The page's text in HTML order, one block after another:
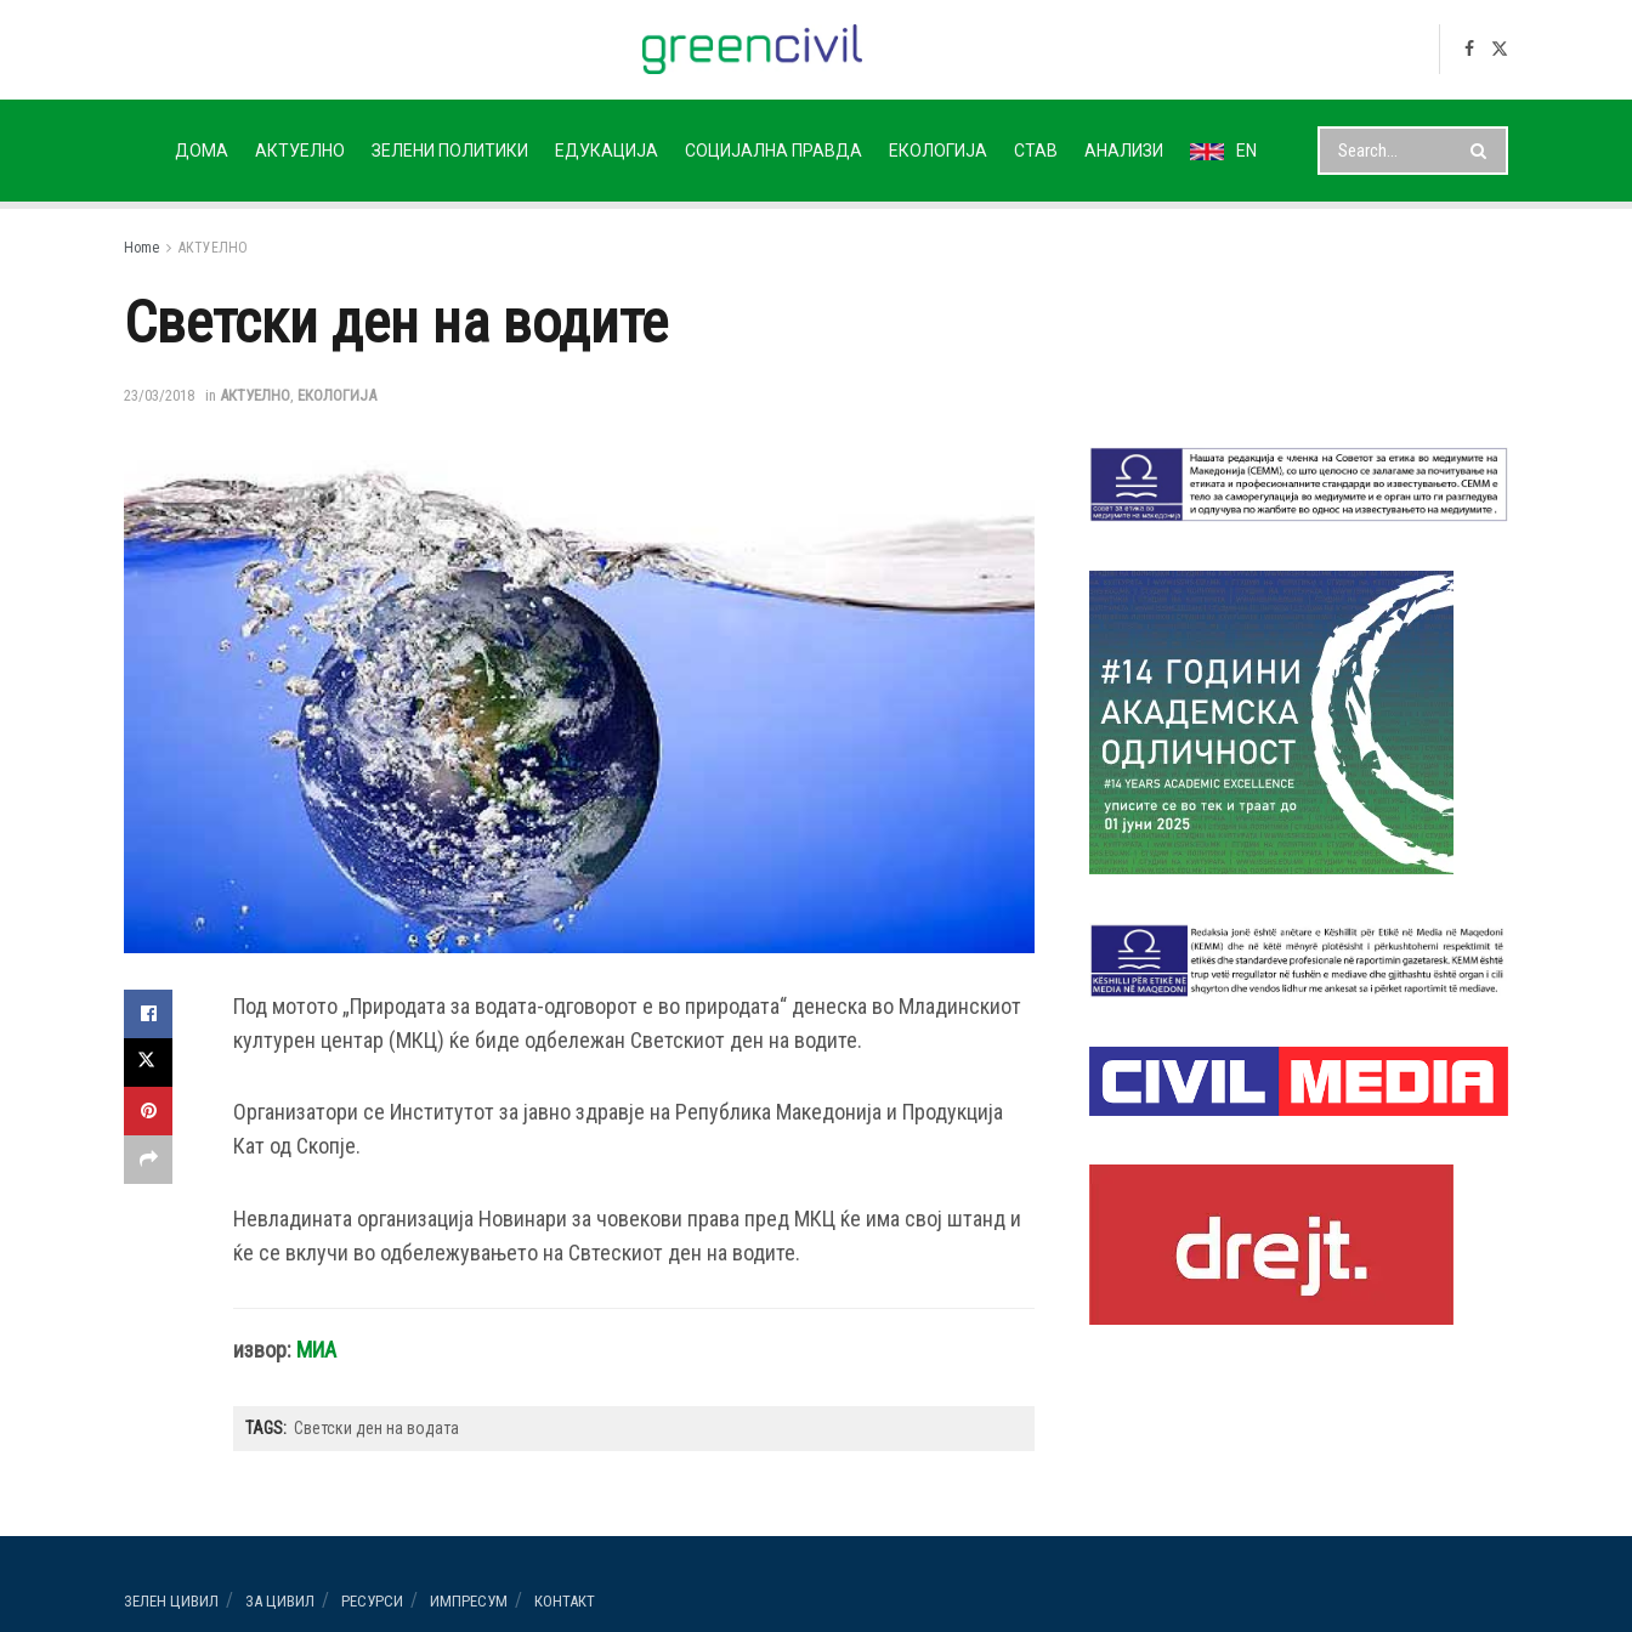
ДОМА АКТУЕЛНО ЗЕЛЕНИ ПОЛИТИКИ ЕДУКАЦИЈА СОЦИЈАЛНА ПРАВДА ЕКОЛОГИЈА СТАВ АНАЛИЗИ EN
Home АКТУЕЛНО
Светски ден на водите
23/03/2018 in АКТУЕЛНО, ЕКОЛОГИЈА
Под мотото „Природата за водата-одговорот е во природата“ денеска во Младинскиот
културен центар (МКЦ) ќе биде одбележан Светскиот ден на водите.
Организатори се Институтот за јавно здравје на Република Македонија и Продукција
Кат од Скопје.
Невладината организација Новинари за човекови права пред МКЦ ќе има свој штанд и
ќе се вклучи во одбележувањето на Свтескиот ден на водите.
извор: МИА
TAGS: Светски ден на водата
ЗЕЛЕН ЦИВИЛ ЗА ЦИВИЛ РЕСУРСИ ИМПРЕСУМ КОНТАКТ